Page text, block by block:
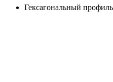
Гексагональный